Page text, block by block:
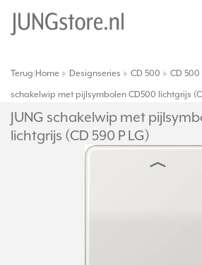
Terug Home Designseries CD 500 CD
schakelwip met pijlsymbolen CD500 lichtgrijs
JUNG schakelwip met
lichtgrijs (CD 590 P LG)